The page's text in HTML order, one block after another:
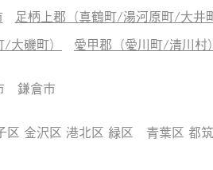
足柄上郡（真鶴町/湯河原町/大井
大磯町） 愛甲郡（愛川町/清川村）
鎌倉市
区 金沢区 港北区 緑区 青葉区 都